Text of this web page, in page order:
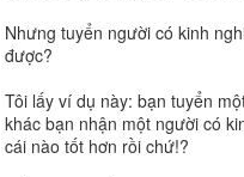
Nhưng tuyển người có kinh
được?
Tôi lấy ví dụ này: bạn tuyển
khác bạn nhận một người có
cái nào tốt hơn rồi chứ!?